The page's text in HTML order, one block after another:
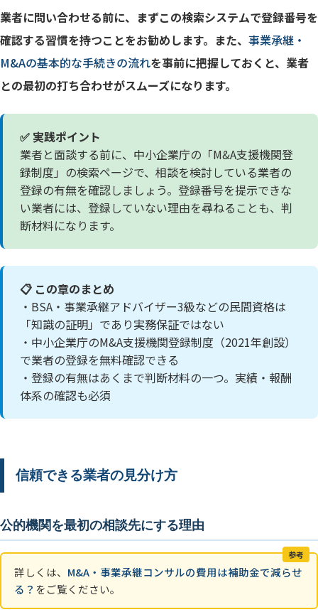
業者に問い合わせる前に、まずこの検索システムで登録番号を
確認する習慣を持つことをお勧めします。また、 事業承継・
M&Aの基本的な手続きの流れを事前に把握しておくと、業者
との最初の打ち合わせがスムーズになります。
✅ 実践ポイント
業者と面談する前に、中小企業庁の「M&A支援機関登
録制度」の検索ページで、相談を検討している業者の
登録の有無を確認しましょう。登録番号を提示できな
い業者には、登録していない理由を尋ねることも、判
断材料になります。
📋 この章のまとめ
・BSA・事業承継アドバイザー3級などの民間資格は
「知識の証明」であり実務保証ではない
・中小企業庁のM&A支援機関登録制度（2021年創設）
で業者の登録を無料確認できる
・登録の有無はあくまで判断材料の一つ。実績・報酬
体系の確認も必須
信頼できる業者の見分け方
公的機関を最初の相談先にする理由
参考
詳しくは、 M&A・事業承継コンサルの費用は補助金で減らせ
る？ をご覧ください。